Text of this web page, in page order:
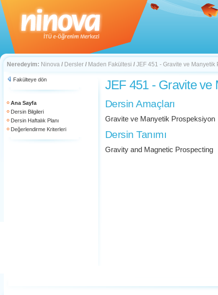
Neredeyim: Ninova / Dersler / Maden Fakültesi / JEF 451 - Gravite ve Manyetik
Fakülteye dön
Ana Sayfa
Dersin Bilgileri
Dersin Haftalık Planı
Değerlendirme Kriterleri
JEF 451 - Gravite ve
Dersin Amaçları
Gravite ve Manyetik Prospeksiyon
Dersin Tanımı
Gravity and Magnetic Prospecting